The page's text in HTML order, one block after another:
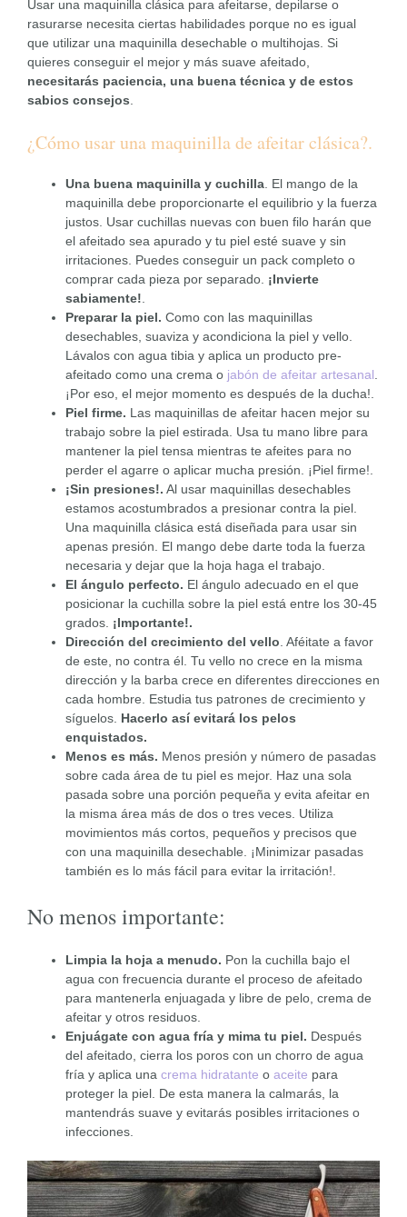
Usar una maquinilla clásica para afeitarse, depilarse o
rasurarse necesita ciertas habilidades porque no es igual
que utilizar una maquinilla desechable o multihojas. Si
quieres conseguir el mejor y más suave afeitado,
necesitarás paciencia, una buena técnica y de estos
sabios consejos
¿Cómo usar una maquinilla de afeitar clásica?.
Una buena maquinilla y cuchilla . El mango de la
maquinilla debe proporcionarte el equilibrio y la fuerza
justos. Usar cuchillas nuevas con buen filo harán que
el afeitado sea apurado y tu piel esté suave y sin
irritaciones. Puedes conseguir un pack completo o
comprar cada pieza por separado. ¡Invierte
sabiamente!
Preparar la piel. Como con las maquinillas
desechables, suaviza y acondiciona la piel y vello.
Lávalos con agua tibia y aplica un producto pre-
afeitado como una crema o jabón de afeitar artesanal
¡Por eso, el mejor momento es después de la ducha!.
Piel firme. Las maquinillas de afeitar hacen mejor su
trabajo sobre la piel estirada. Usa tu mano libre para
mantener la piel tensa mientras te afeites para no
perder el agarre o aplicar mucha presión. ¡Piel firme!.
¡Sin presiones!. Al usar maquinillas desechables
estamos acostumbrados a presionar contra la piel.
Una maquinilla clásica está diseñada para usar sin
apenas presión. El mango debe darte toda la fuerza
necesaria y dejar que la hoja haga el trabajo.
El ángulo perfecto. El ángulo adecuado en el que
posicionar la cuchilla sobre la piel está entre los 30-45
grados. ¡Importante!.
Dirección del crecimiento del vello . Aféitate a favor
de este, no contra él. Tu vello no crece en la misma
dirección y la barba crece en diferentes direcciones en
cada hombre. Estudia tus patrones de crecimiento y
síguelos. Hacerlo así evitará los pelos
enquistados.
Menos es más. Menos presión y número de pasadas
sobre cada área de tu piel es mejor. Haz una sola
pasada sobre una porción pequeña y evita afeitar en
la misma área más de dos o tres veces. Utiliza
movimientos más cortos, pequeños y precisos que
con una maquinilla desechable. ¡Minimizar pasadas
también es lo más fácil para evitar la irritación!.
No menos importante:
Limpia la hoja a menudo. Pon la cuchilla bajo el
agua con frecuencia durante el proceso de afeitado
para mantenerla enjuagada y libre de pelo, crema de
afeitar y otros residuos.
Enjuágate con agua fría y mima tu piel. Después
del afeitado, cierra los poros con un chorro de agua
fría y aplica una crema hidratante o aceite para
proteger la piel. De esta manera la calmarás, la
mantendrás suave y evitarás posibles irritaciones o
infecciones.